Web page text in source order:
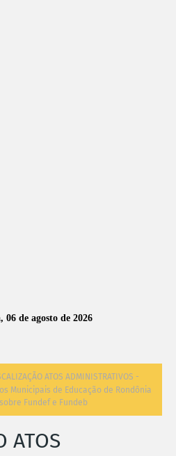
de agosto de 2026
ATOS ADMINISTRATIVOS -
Municipais de Educação de Rondônia
Fundef e Fundeb
ATOS